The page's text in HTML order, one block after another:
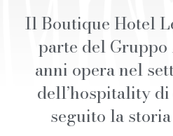
Il Boutique Hotel
parte del
anni opera nel
dell’hospitality
seguito la